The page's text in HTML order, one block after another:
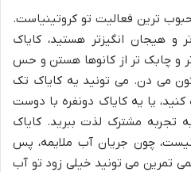
ترین فعالیت تو کروتینیاست.
هیجان انگیزتر هستید، کایاک
تر و چابک تر از کانوها هستن و حس
می دن. می تونید یه کایاک تک
یا یه کایاک دونفره با دوست
تجربه مشترک لذت ببرید. کایاک
چون جریان آب ملایمه، پس
تمرین می تونید خیلی زود تو آب